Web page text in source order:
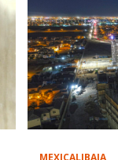
MEXICALIBAJA